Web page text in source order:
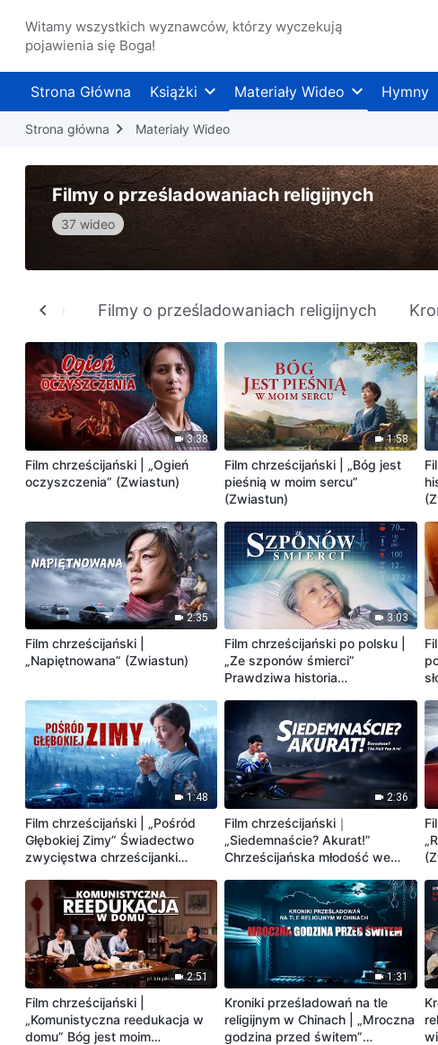
Witamy wszystkich wyznawców, którzy wyczekują
pojawienia się Boga!
Strona Główna Książki Materiały Wideo Hymny
Strona główna Materiały Wideo
Filmy o prześladowaniach religijnych
37 wideo
Filmy o prześladowaniach religijnych
3:38
Film chrześcijański | „Ogień
oczyszczenia” (Zwiastun)
1:58
Film chrześcijański | „Bóg jest
pieśnią w moim sercu”
(Zwiastun)
2:35
Film chrześcijański |
„Napiętnowana” (Zwiastun)
3:03
Film chrześcijański po polsku |
„Ze szponów śmierci”
Prawdziwa historia
1:48
Film chrześcijański | „Pośród
Głębokiej Zimy” Świadectwo
zwycięstwa chrześcijanki
2:36
Film chrześcijański｜
„Siedemnaście? Akurat!”
Chrześcijańska młodość we
2:51
Film chrześcijański |
„Komunistyczna reedukacja w
domu” Bóg jest moim
1:31
Kroniki prześladowań na tle
religijnym w Chinach | „Mroczna
godzina przed świtem”